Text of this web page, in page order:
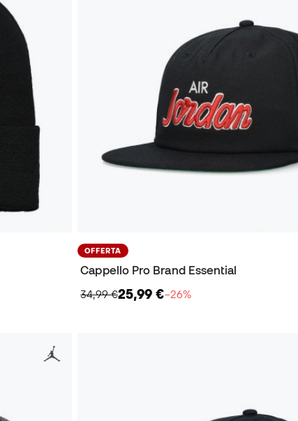
OFFERTA
Cappello Pro Brand Essential
34,99 €25,99 €−26%